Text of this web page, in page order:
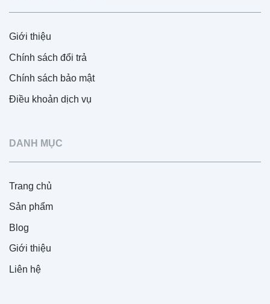
Giới thiệu
Chính sách đổi trả
Chính sách bảo mật
Điều khoản dịch vụ
DANH MỤC
Trang chủ
Sản phẩm
Blog
Giới thiệu
Liên hệ